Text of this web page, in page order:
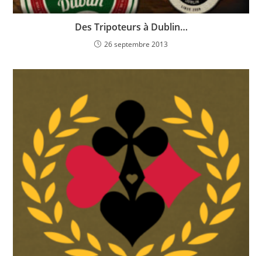
Des Tripoteurs à Dublin…
26 septembre 2013